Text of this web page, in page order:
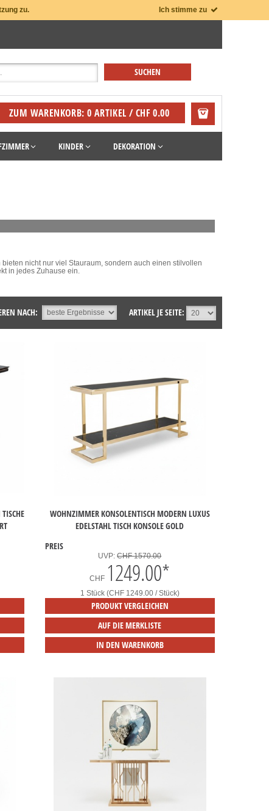
zu. Ich stimme zu
ZUM WARENKORB: 0 ARTIKEL / CHF 0.00
KINDER DEKORATION
nicht nur viel Stauraum, sondern auch einen stilvollen
in jedes Zuhause ein.
ARTIKEL JE SEITE:
NACH:
WOHNZIMMER KONSOLENTISCH MODERN LUXUS
EDELSTAHL TISCH KONSOLE GOLD
PREIS
UVP:CHF 1570.00
CHF 1249.00*
1 Stück (CHF 1249.00 / Stück)
PRODUKT VERGLEICHEN
AUF DIE MERKLISTE
IN DEN WARENKORB